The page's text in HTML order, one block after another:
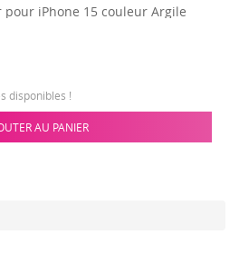
pour iPhone 15 couleur Argile
disponibles !
AU PANIER